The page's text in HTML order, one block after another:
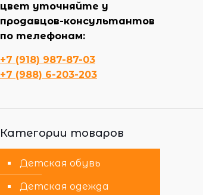
цвет уточняйте у
продавцов-консультантов
по телефонам:
+7 (918) 987-87-03
+7 (988) 6-203-203
Категории товаров
Детская обувь
Детская одежда